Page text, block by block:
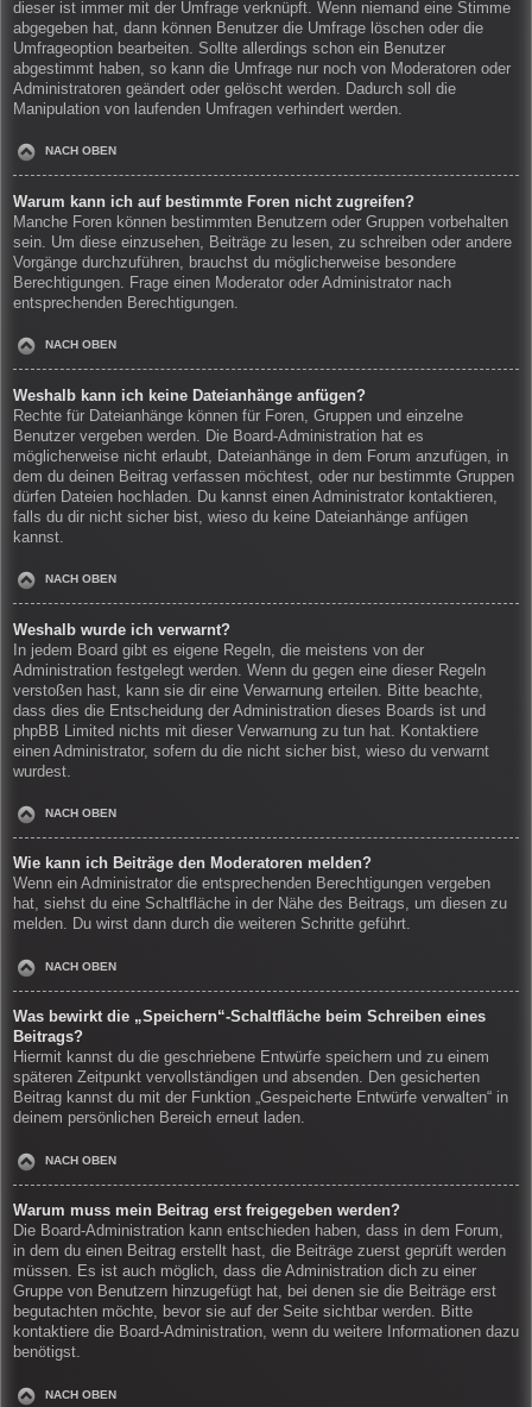
dieser ist immer mit der Umfrage verknüpft. Wenn niemand eine Stimme
abgegeben hat, dann können Benutzer die Umfrage löschen oder die
Umfrageoption bearbeiten. Sollte allerdings schon ein Benutzer
abgestimmt haben, so kann die Umfrage nur noch von Moderatoren oder
Administratoren geändert oder gelöscht werden. Dadurch soll die
Manipulation von laufenden Umfragen verhindert werden.
NACH OBEN
Warum kann ich auf bestimmte Foren nicht zugreifen?
Manche Foren können bestimmten Benutzern oder Gruppen vorbehalten
sein. Um diese einzusehen, Beiträge zu lesen, zu schreiben oder andere
Vorgänge durchzuführen, brauchst du möglicherweise besondere
Berechtigungen. Frage einen Moderator oder Administrator nach
entsprechenden Berechtigungen.
NACH OBEN
Weshalb kann ich keine Dateianhänge anfügen?
Rechte für Dateianhänge können für Foren, Gruppen und einzelne
Benutzer vergeben werden. Die Board-Administration hat es
möglicherweise nicht erlaubt, Dateianhänge in dem Forum anzufügen, in
dem du deinen Beitrag verfassen möchtest, oder nur bestimmte Gruppen
dürfen Dateien hochladen. Du kannst einen Administrator kontaktieren,
falls du dir nicht sicher bist, wieso du keine Dateianhänge anfügen
kannst.
NACH OBEN
Weshalb wurde ich verwarnt?
In jedem Board gibt es eigene Regeln, die meistens von der
Administration festgelegt werden. Wenn du gegen eine dieser Regeln
verstoßen hast, kann sie dir eine Verwarnung erteilen. Bitte beachte,
dass dies die Entscheidung der Administration dieses Boards ist und
phpBB Limited nichts mit dieser Verwarnung zu tun hat. Kontaktiere
einen Administrator, sofern du die nicht sicher bist, wieso du verwarnt
wurdest.
NACH OBEN
Wie kann ich Beiträge den Moderatoren melden?
Wenn ein Administrator die entsprechenden Berechtigungen vergeben
hat, siehst du eine Schaltfläche in der Nähe des Beitrags, um diesen zu
melden. Du wirst dann durch die weiteren Schritte geführt.
NACH OBEN
Was bewirkt die „Speichern“-Schaltfläche beim Schreiben eines
Beitrags?
Hiermit kannst du die geschriebene Entwürfe speichern und zu einem
späteren Zeitpunkt vervollständigen und absenden. Den gesicherten
Beitrag kannst du mit der Funktion „Gespeicherte Entwürfe verwalten“ in
deinem persönlichen Bereich erneut laden.
NACH OBEN
Warum muss mein Beitrag erst freigegeben werden?
Die Board-Administration kann entschieden haben, dass in dem Forum,
in dem du einen Beitrag erstellt hast, die Beiträge zuerst geprüft werden
müssen. Es ist auch möglich, dass die Administration dich zu einer
Gruppe von Benutzern hinzugefügt hat, bei denen sie die Beiträge erst
begutachten möchte, bevor sie auf der Seite sichtbar werden. Bitte
kontaktiere die Board-Administration, wenn du weitere Informationen dazu
benötigst.
NACH OBEN